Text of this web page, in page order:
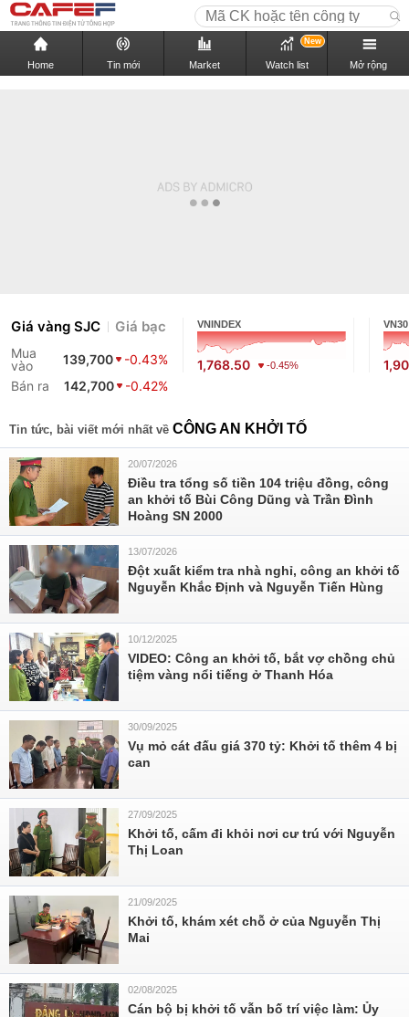
Home Tin mới Market Watch list
New
Mở rộng
Giá vàng SJC Giá bạc
Mua
vào
139,700
-0.43%
Bán ra
142,700 -0.42%
VNINDEX
1,768.50 -0.45%
VN30
Tin tức, bài viết mới nhất về CÔNG AN KHỞI TỐ
20/07/2026
Điều tra tổng số tiền 104 triệu đồng, công
an khởi tố Bùi Công Dũng và Trần Đình
Hoàng SN 2000
13/07/2026
Đột xuất kiểm tra nhà nghỉ, công an khởi tố
Nguyễn Khắc Định và Nguyễn Tiến Hùng
10/12/2025
VIDEO: Công an khởi tố, bắt vợ chồng chủ
tiệm vàng nổi tiếng ở Thanh Hóa
30/09/2025
Vụ mỏ cát đấu giá 370 tỷ: Khởi tố thêm 4 bị
can
27/09/2025
Khởi tố, cấm đi khỏi nơi cư trú với Nguyễn
Thị Loan
21/09/2025
Khởi tố, khám xét chỗ ở của Nguyễn Thị
Mai
02/08/2025
Cán bộ bị khởi tố vẫn bố trí việc làm: Ủy